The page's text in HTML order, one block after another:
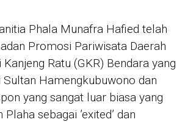
Phala Munafra Hafied telah
Promosi Pariwisata Daerah
Ratu (GKR) Bendara yang
Hamengkubuwono dan
yang sangat luar biasa yang
sebagai ’exited’ dan